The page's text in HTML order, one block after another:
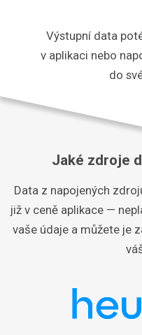
Výstupní data
v aplikaci nebo
do
Jaké zdroje
Data z napojených
již v ceně aplikace —
vaše údaje a můžete je